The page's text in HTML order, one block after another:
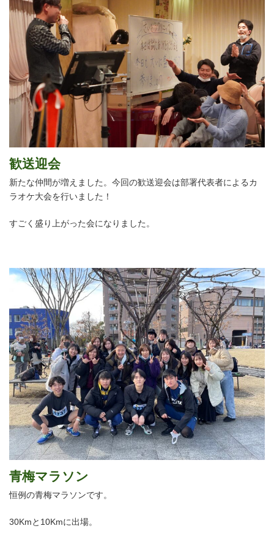
歓送迎会
新たな仲間が増えました。今回の歓送迎会は部署代表者によるカ
ラオケ大会を行いました！
すごく盛り上がった会になりました。
青梅マラソン
恒例の青梅マラソンです。
30Kmと10Kmに出場。